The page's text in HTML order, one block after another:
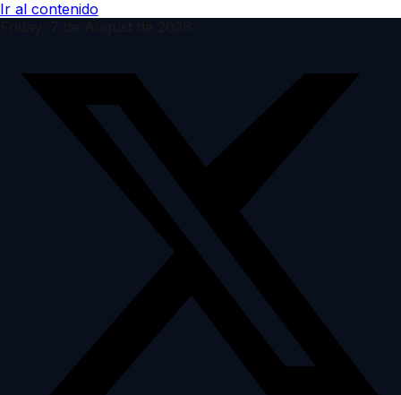
Ir al contenido